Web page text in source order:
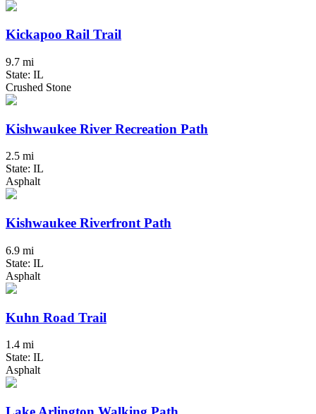
Kickapoo Rail Trail
9.7 mi
State: IL
Crushed Stone
Kishwaukee River Recreation Path
2.5 mi
State: IL
Asphalt
Kishwaukee Riverfront Path
6.9 mi
State: IL
Asphalt
Kuhn Road Trail
1.4 mi
State: IL
Asphalt